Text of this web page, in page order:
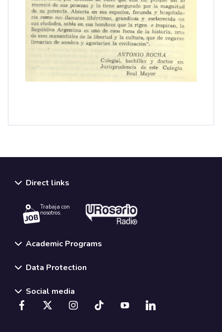
Direct links
Trabaja con
nosotros.
Academic Programs
Data Protection
Social media